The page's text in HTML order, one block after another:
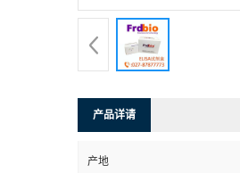
产品详请
产地